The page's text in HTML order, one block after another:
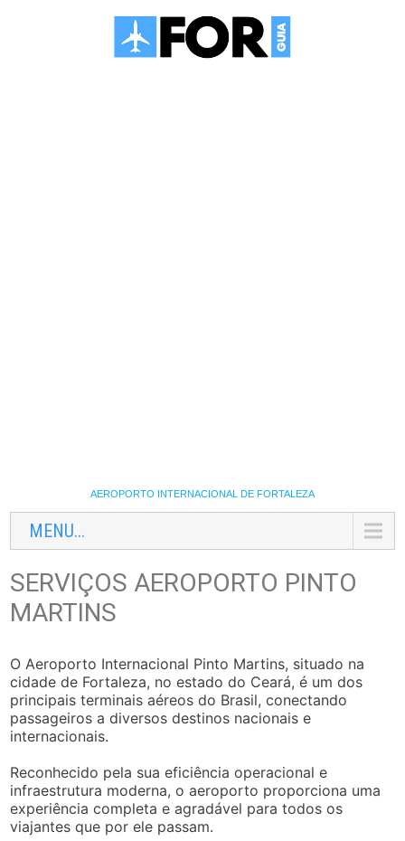
AEROPORTO INTERNACIONAL DE FORTALEZA
MENU...
SERVIÇOS AEROPORTO PINTO
MARTINS
O Aeroporto Internacional Pinto Martins, situado na
cidade de Fortaleza, no estado do Ceará, é um dos
principais terminais aéreos do Brasil, conectando
passageiros a diversos destinos nacionais e
internacionais.
Reconhecido pela sua eficiência operacional e
infraestrutura moderna, o aeroporto proporciona uma
experiência completa e agradável para todos os
viajantes que por ele passam.